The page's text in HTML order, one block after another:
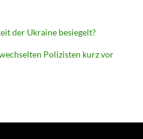
der Ukraine besiegelt?
Polizisten kurz vor